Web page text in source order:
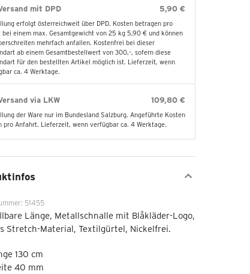
mit DPD 5,90 €
erfolgt österreichweit über DPD. Kosten betragen pro
bei einem max. Gesamtgewicht von 25 kg 5,90 € und können
mehrfach anfallen. Kostenfrei bei dieser
ab einem Gesamtbestellwert von 300,-, sofern diese
für den bestellten Artikel möglich ist. Lieferzeit, wenn
ca. 4 Werktage.
via LKW 109,80 €
der Ware nur im Bundesland Salzburg. Angeführte Kosten
pro Anfahrt. Lieferzeit, wenn verfügbar ca. 4 Werktage.
51455
Länge, Metallschnalle mit Blåkläder-Logo,
Stretch-Material, Textilgürtel, Nickelfrei.
130 cm
40 mm